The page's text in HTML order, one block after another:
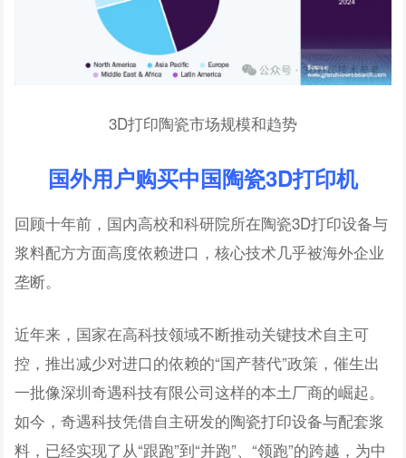
3D打印陶瓷市场规模和趋势
国外用户购买中国陶瓷3D打印机
回顾十年前，国内高校和科研院所在陶瓷3D打印设备与
浆料配方方面高度依赖进口，核心技术几乎被海外企业
垄断。
近年来，国家在高科技领域不断推动关键技术自主可
控，推出减少对进口的依赖的“国产替代”政策，催生出
一批像深圳奇遇科技有限公司这样的本土厂商的崛起。
如今，奇遇科技凭借自主研发的陶瓷打印设备与配套浆
料，已经实现了从“跟跑”到“并跑”、“领跑”的跨越，为中